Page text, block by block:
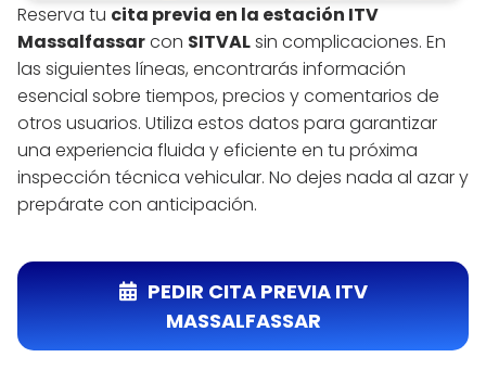
Reserva tu cita previa en la estación ITV
Massalfassarcon SITVALsin complicaciones. En
las siguientes líneas, encontrarás información
esencial sobre tiempos, precios y comentarios de
otros usuarios. Utiliza estos datos para garantizar
una experiencia fluida y eficiente en tu próxima
inspección técnica vehicular. No dejes nada al azar y
prepárate con anticipación.
PEDIR CITA PREVIA ITV
MASSALFASSAR